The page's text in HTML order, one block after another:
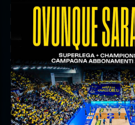
Rok Mozic - 27 punti ai 300
Federico Crosato - 3 punti ai
Padova);
Lorenzo Cortesia - 32 punti ai
Verona);
Leandro Mosca - 34 punti ai
In carriera Regular Season: